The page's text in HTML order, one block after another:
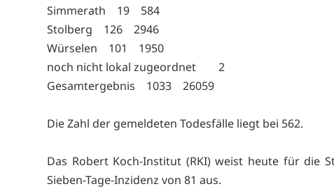
Simmerath 19 584
Stolberg 126 2946
Würselen 101 1950
noch nicht lokal zugeordnet 2
Gesamtergebnis 1033 26059
Die Zahl der gemeldeten Todesfälle liegt bei 562.
Das Robert Koch-Institut (RKI) weist heute für die
Sieben-Tage-Inzidenz von 81 aus.